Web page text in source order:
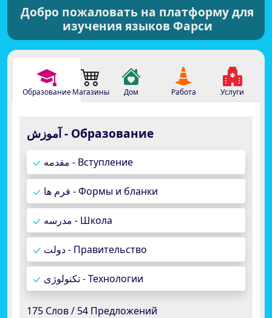
Добро пожаловать на платформу для
изучения языков Фарси
ОбразованиеМагазины Дом Работа Услуги
آموزش - Образование
مقدمه - Вступление
فرم ها - Формы и бланки
مدرسه - Школа
دولت - Правительство
تکنولوژی - Технологии
175 Слов / 54 Предложений